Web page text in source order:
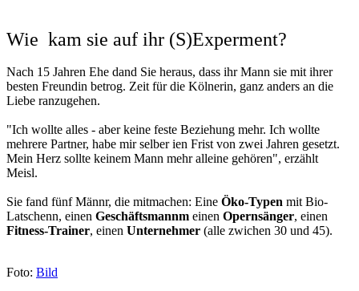
Wie kam sie auf ihr (S)Experment?
Nach​ 15 Jahren Ehe dand Sie heraus, dass ihr Mann sie mit ihrer
besten Freundin betrog. Zeit für die Kölnerin, ganz anders an die
Liebe ranzugehen.
"Ich wollte alles - aber keine feste Beziehung mehr. Ich wollte
mehrere Partner, habe mir selber ien Frist von zwei Jahren gesetzt.
Mein Herz sollte keinem Mann mehr alleine gehören", erzählt
Meisl.
Sie fand fünf Männr, die mitmachen: Eine Öko-Typen mit Bio-
Latschenn, einen Geschäftsmannm einen Opernsänger, einen
Fitness-Trainer, einen Unternehmer (alle zwichen 30 und 45).
Foto: Bild